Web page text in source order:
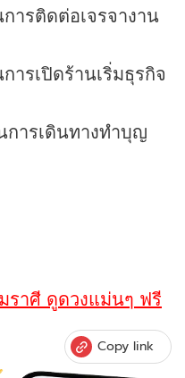
ารติดต่อเจรจางาน
ารเปิดร้านเริ่มธุรกิจ
การเดินทางทำบุญ
ราศี ดูดวงแม่นๆ ฟรี
Copy link